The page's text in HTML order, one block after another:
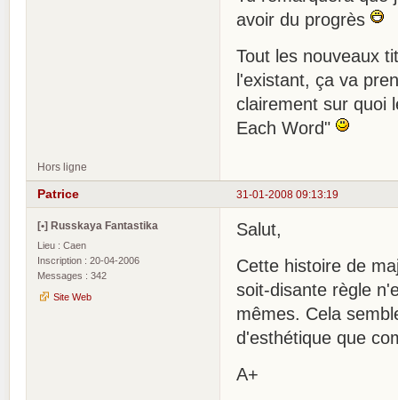
avoir du progrès
Tout les nouveaux
l'existant, ça va
clairement sur quoi
Each Word"
Hors ligne
31-01-2008 09:13:19
Patrice
[•] Russkaya Fantastika
Lieu : Caen
Inscription : 20-04-2006
Messages : 342
Site Web
Salut,
Cette histoire de
soit-disante règle
mêmes. Cela
d'esthétique que
A+